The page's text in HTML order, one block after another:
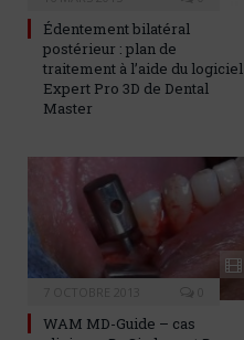
Édentement bilatéral
postérieur : plan de
traitement à l’aide du logiciel
Expert Pro 3D de Dental
Master
WAM MD-Guide – cas